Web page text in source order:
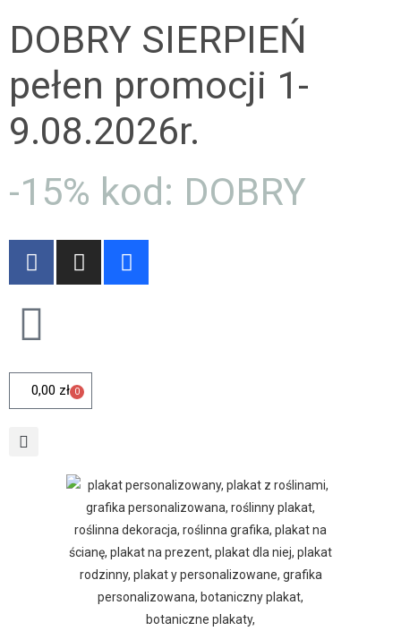
DOBRY SIERPIEŃ
pełen promocji 1-
9.08.2026r.
-15% kod: DOBRY
0,00 zł 0